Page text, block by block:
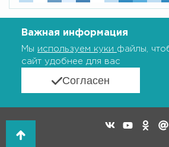
Важная информация
Мы используем куки файлы,
сайт удобнее для вас
Согласен